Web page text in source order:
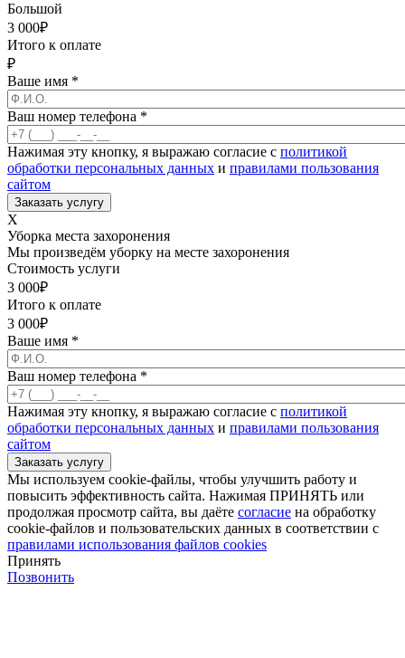
Большой
3 000₽
Итого к оплате
₽
Ваше имя *
Ваш номер телефона *
Нажимая эту кнопку, я выражаю согласие с политикой
обработки персональных данных и правилами пользования
сайтом
X
Уборка места захоронения
Мы произведём уборку на месте захоронения
Стоимость услуги
3 000₽
Итого к оплате
3 000₽
Ваше имя *
Ваш номер телефона *
Нажимая эту кнопку, я выражаю согласие с политикой
обработки персональных данных и правилами пользования
сайтом
Мы используем cookie-файлы, чтобы улучшить работу и
повысить эффективность сайта. Нажимая ПРИНЯТЬ или
продолжая просмотр сайта, вы даёте согласие на обработку
cookie-файлов и пользовательских данных в соответствии с
правилами использования файлов cookies
Принять
Позвонить